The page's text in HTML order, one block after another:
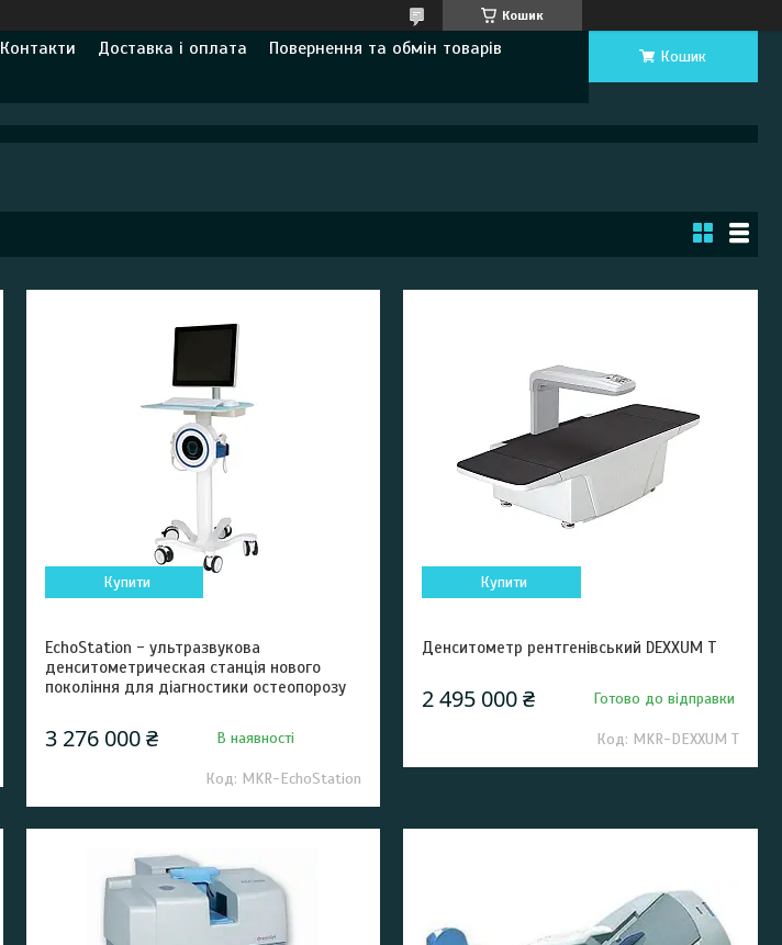
Кошик
Контакти Доставка і оплата
Повернення та обмін товарів
Кошик
Купити
EchoStation - ультразвукова
денситометрическая станція нового
покоління для діагностики остеопорозу
3 276 000 ₴ В наявності
MKR-EchoStation
Купити
Денситометр рентгенівський DEXXUM T
2 495 000 ₴ Готово до відправки
MKR-DEXXUM T